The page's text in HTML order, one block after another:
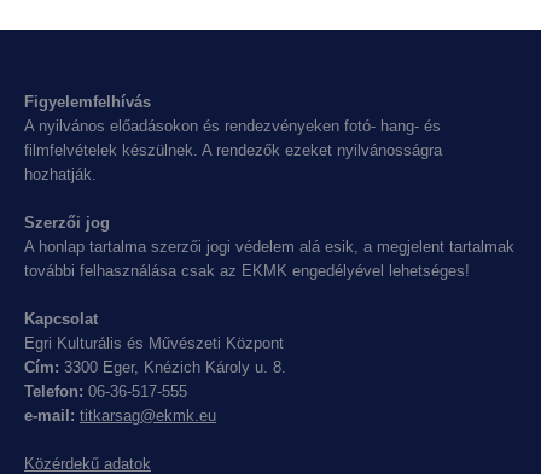
Figyelemfelhívás
A nyilvános előadásokon és rendezvényeken fotó- hang- és
filmfelvételek készülnek. A rendezők ezeket nyilvánosságra
hozhatják.
Szerzői jog
A honlap tartalma szerzői jogi védelem alá esik, a megjelent tartalmak
további felhasználása csak az EKMK engedélyével lehetséges!
Kapcsolat
Egri Kulturális és Művészeti Központ
Cím: 3300 Eger, Knézich Károly u. 8.
Telefon: 06-36-517-555
e-mail: titkarsag@ekmk.eu
Közérdekű adatok